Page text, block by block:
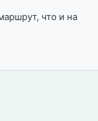
что и на